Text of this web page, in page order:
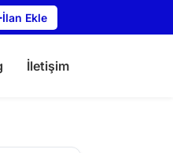
İlan Ekle
İletişim